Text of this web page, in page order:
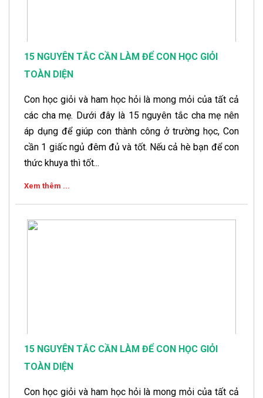
15 NGUYÊN TẮC CẦN LÀM ĐỂ CON HỌC GIỎI
TOÀN DIỆN
Con học giỏi và ham học hỏi là mong mỏi của tất cả
các cha mẹ. Dưới đây là 15 nguyên tắc cha mẹ nên
áp dụng để giúp con thành công ở trường học, Con
cần 1 giấc ngủ đêm đủ và tốt. Nếu cả hè bạn để con
thức khuya thì tốt...
Xem thêm ...
15 NGUYÊN TẮC CẦN LÀM ĐỂ CON HỌC GIỎI
TOÀN DIỆN
Con học giỏi và ham học hỏi là mong mỏi của tất cả